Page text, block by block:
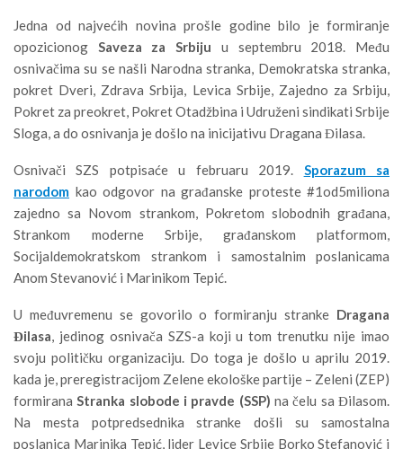
Jedna od najvećih novina prošle godine bilo je formiranje
opozicionog Saveza za Srbiju u septembru 2018. Među
osnivačima su se našli Narodna stranka, Demokratska stranka,
pokret Dveri, Zdrava Srbija, Levica Srbije, Zajedno za Srbiju,
Pokret za preokret, Pokret Otadžbina i Udruženi sindikati Srbije
Sloga, a do osnivanja je došlo na inicijativu Dragana Đilasa.
Osnivači SZS potpisaće u februaru 2019. Sporazum sa
narodom kao odgovor na građanske proteste #1od5miliona
zajedno sa Novom strankom, Pokretom slobodnih građana,
Strankom moderne Srbije, građanskom platformom,
Socijaldemokratskom strankom i samostalnim poslanicama
Anom Stevanović i Marinikom Tepić.
U međuvremenu se govorilo o formiranju stranke Dragana
Đilasa, jedinog osnivača SZS-a koji u tom trenutku nije imao
svoju političku organizaciju. Do toga je došlo u aprilu 2019.
kada je, preregistracijom Zelene ekološke partije – Zeleni (ZEP)
formiranaStranka slobode i pravde (SSP) na čelu sa Đilasom.
Na mesta potpredsednika stranke došli su samostalna
poslanica Marinika Tepić, lider Levice Srbije Borko Stefanović i